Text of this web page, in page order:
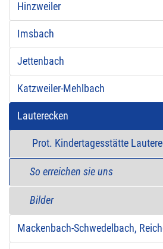
Hinzweiler
Imsbach
Jettenbach
Katzweiler-Mehlbach
Lauterecken
Prot. Kindertagesstätte
So erreichen sie uns
Bilder
Mackenbach-Schwedelbach,